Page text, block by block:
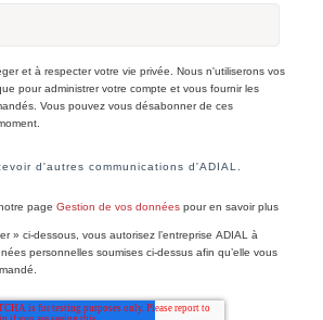
et à respecter votre vie privée. Nous n'utiliserons vos
pour administrer votre compte et vous fournir les
Vous pouvez vous désabonner de ces
d'autres communications d'ADIAL.
page Gestion de vos données pour en savoir plus
» ci-dessous, vous autorisez l’entreprise ADIAL à
personnelles soumises ci-dessus afin qu’elle vous